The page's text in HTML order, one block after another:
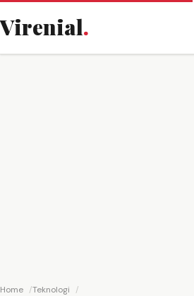
Virenial.
Home
Teknologi